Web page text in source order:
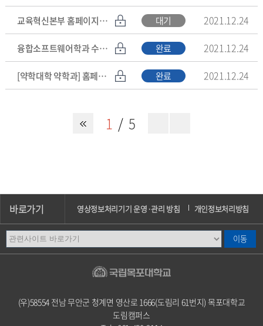
교육혁신본부 홈페이지 수정 대기 2021.12.24
융합소프트웨어학과 수정사항 접수 완료 2021.12.24
[약학대학 약학과] 홈페이지 탑재 자료들 요청드립니다. 완료 2021.12.24
1 5
바로가기 영상정보처리기기 운영·관리 방침 개인정보처리방침
이메일무단수집거부 캠퍼스안내
(우)58554 전남 무안군 청계면 영산로 1666(도림리 61번지) 목포대학교
도림캠퍼스